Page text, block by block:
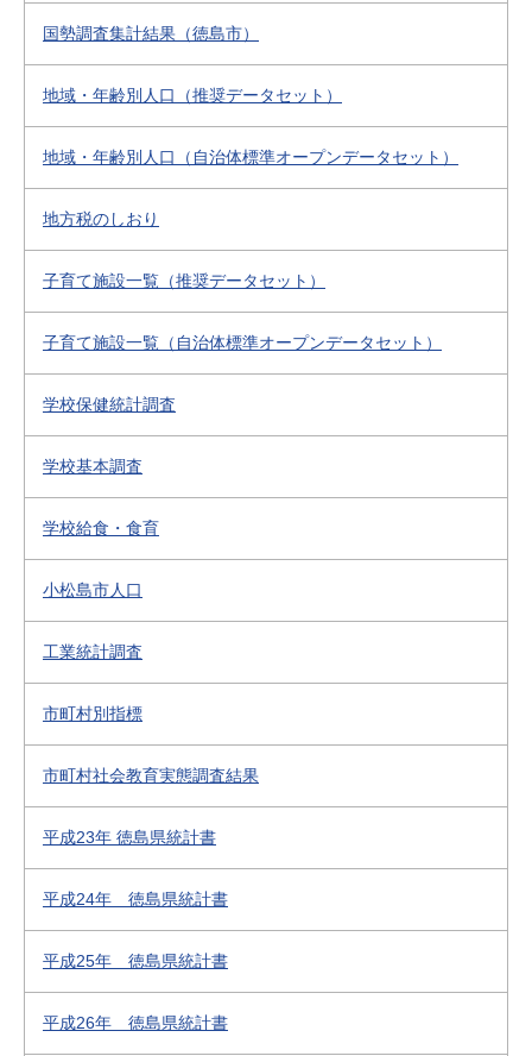
国勢調査集計結果（徳島市）
地域・年齢別人口（推奨データセット）
地域・年齢別人口（自治体標準オープンデータセット）
地方税のしおり
子育て施設一覧（推奨データセット）
子育て施設一覧（自治体標準オープンデータセット）
学校保健統計調査
学校基本調査
学校給食・食育
小松島市人口
工業統計調査
市町村別指標
市町村社会教育実態調査結果
平成23年 徳島県統計書
平成24年 徳島県統計書
平成25年 徳島県統計書
平成26年 徳島県統計書